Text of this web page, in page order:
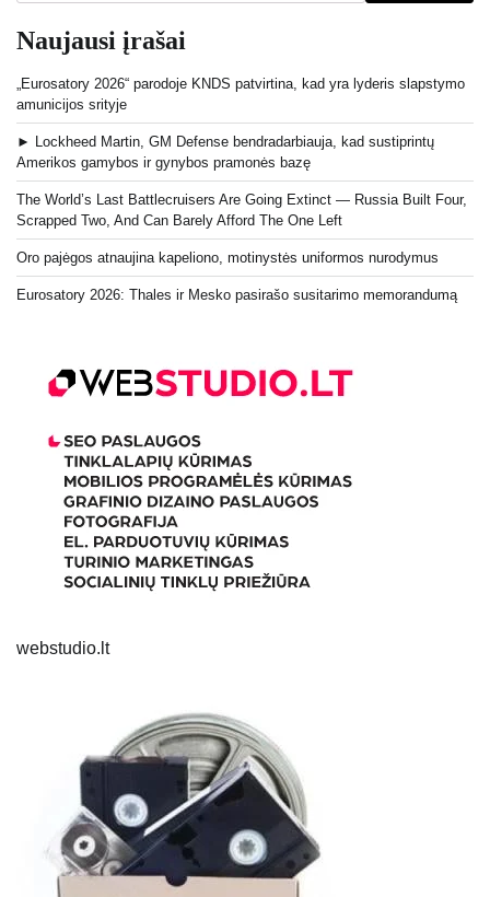
Naujausi įrašai
„Eurosatory 2026“ parodoje KNDS patvirtina, kad yra lyderis slapstymo
amunicijos srityje
► Lockheed Martin, GM Defense bendradarbiauja, kad sustiprintų
Amerikos gamybos ir gynybos pramonės bazę
The World’s Last Battlecruisers Are Going Extinct — Russia Built Four,
Scrapped Two, And Can Barely Afford The One Left
Oro pajėgos atnaujina kapeliono, motinystės uniformos nurodymus
Eurosatory 2026: Thales ir Mesko pasirašo susitarimo memorandumą
webstudio.lt